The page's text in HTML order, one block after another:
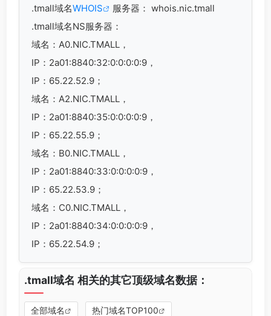
.tmall域名WHOIS
服务器： whois.nic.tmall
.tmall域名NS服务器：
域名：A0.NIC.TMALL，
IP：2a01:8840:32:0:0:0:0:9，
IP：65.22.52.9；
域名：A2.NIC.TMALL，
IP：2a01:8840:35:0:0:0:0:9，
IP：65.22.55.9；
域名：B0.NIC.TMALL，
IP：2a01:8840:33:0:0:0:0:9，
IP：65.22.53.9；
域名：C0.NIC.TMALL，
IP：2a01:8840:34:0:0:0:0:9，
IP：65.22.54.9；
.tmall域名 相关的其它顶级域名数据：
全部域名 热门域名TOP100